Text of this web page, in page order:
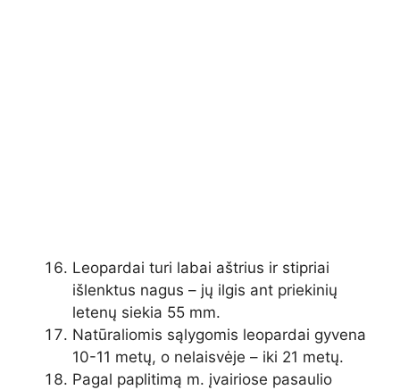
Leopardai turi labai aštrius ir stipriai
išlenktus nagus – jų ilgis ant priekinių
letenų siekia 55 mm.
Natūraliomis sąlygomis leopardai gyvena
10-11 metų, o nelaisvėje – iki 21 metų.
Pagal paplitimą m. įvairiose pasaulio